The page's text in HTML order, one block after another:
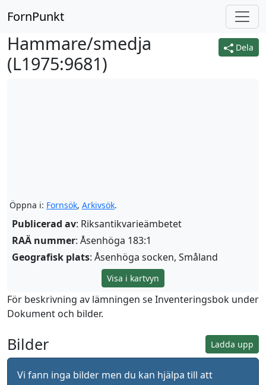
FornPunkt
Dela
Hammare/smedja
(L1975:9681)
Öppna i: Fornsök, Arkivsök.
Publicerad av: Riksantikvarieämbetet
RAÄ nummer: Åsenhöga 183:1
Geografisk plats: Åsenhöga socken, Småland
Visa i kartvyn
För beskrivning av lämningen se Inventeringsbok under
Dokument och bilder.
Ladda upp
Bilder
Vi fann inga bilder men du kan hjälpa till att